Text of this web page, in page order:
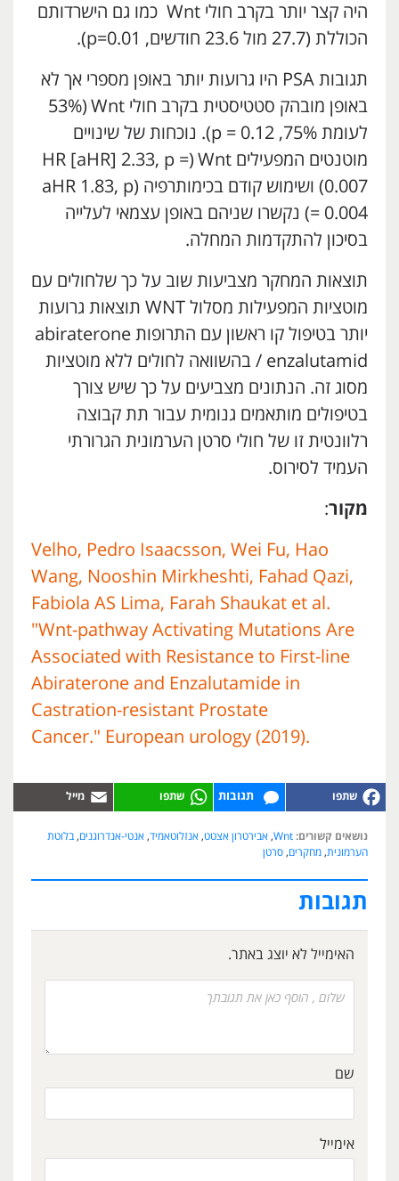
היה קצר יותר בקרב חולי Wnt כמו גם הישרדותם
הכוללת (27.7 מול 23.6 חודשים, p=0.01).
תגובות PSA היו גרועות יותר באופן מספרי אך לא
באופן מובהק סטטיסטית בקרב חולי Wnt
(53%
לעומת 75%, p = 0.12). נוכחות של שינויים
מוטנטים המפעילים Wnt
(HR [aHR] 2.33, p =
0.007) ושימוש קודם בכימותרפיה (aHR 1.83, p
= 0.004) נקשרו שניהם באופן עצמאי לעלייה
בסיכון להתקדמות המחלה.
תוצאות המחקר מצביעות שוב על כך שלחולים עם
מוטציות המפעילות מסלול WNT תוצאות גרועות
יותר בטיפול קו ראשון עם התרופות abiraterone
/ enzalutamid בהשוואה לחולים ללא מוטציות
מסוג זה. הנתונים מצביעים על כך שיש צורך
בטיפולים מותאמים גנומית עבור תת קבוצה
רלוונטית זו של חולי סרטן הערמונית הגרורתי
העמיד לסירוס.
מקור:
Velho, Pedro Isaacsson, Wei Fu, Hao
Wang, Nooshin Mirkheshti, Fahad Qazi,
Fabiola AS Lima, Farah Shaukat et al.
"Wnt-pathway Activating Mutations Are
Associated with Resistance to First-line
Abiraterone and Enzalutamide in
Castration-resistant Prostate
Cancer." European urology (2019).
תגובות
נושאים קשורים: Wnt
, אבירטרון אצטט, אנזלוטאמיד, אנטי-אנדרוגנים,בלוטת
הערמונית, מחקרים, סרטן
תגובות
האימייל לא יוצג באתר.
שם
אימייל